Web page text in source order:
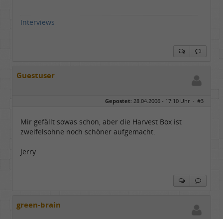
Interviews
Guestuser
Gepostet: 28.04.2006 - 17:10 Uhr · #3
Mir gefällt sowas schon, aber die Harvest Box ist
zweifelsohne noch schöner aufgemacht.
Jerry
green-brain